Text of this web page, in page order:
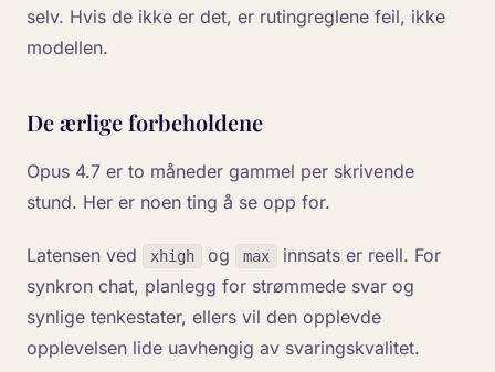
selv. Hvis de ikke er det, er rutingreglene feil, ikke
modellen.
De ærlige forbeholdene
Opus 4.7 er to måneder gammel per skrivende
stund. Her er noen ting å se opp for.
Latensen ved xhigh og max
innsats er reell. For
synkron chat, planlegg for strømmede svar og
synlige tenkestater, ellers vil den opplevde
opplevelsen lide uavhengig av svaringskvalitet.